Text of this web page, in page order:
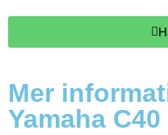
Mer
Yamaha